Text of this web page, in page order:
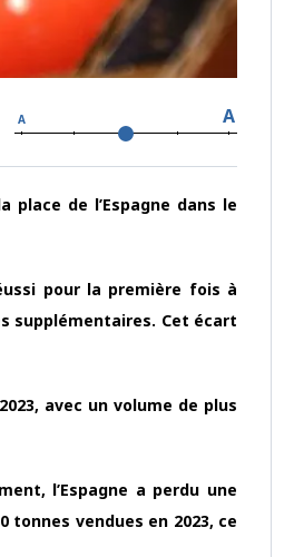
A A
de l’Espagne dans le
pour la première fois à
supplémentaires. Cet écart
avec un volume de plus
l’Espagne a perdu une
vendues en 2023, ce